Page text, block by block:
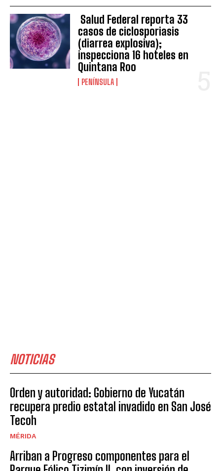
Salud Federal reporta 33
casos de ciclosporiasis
(diarrea explosiva);
inspecciona 16 hoteles en
Quintana Roo
PENÍNSULA
NOTICIAS
Orden y autoridad: Gobierno de Yucatán
recupera predio estatal invadido en San José
Tecoh
MÉRIDA
Arriban a Progreso componentes para el